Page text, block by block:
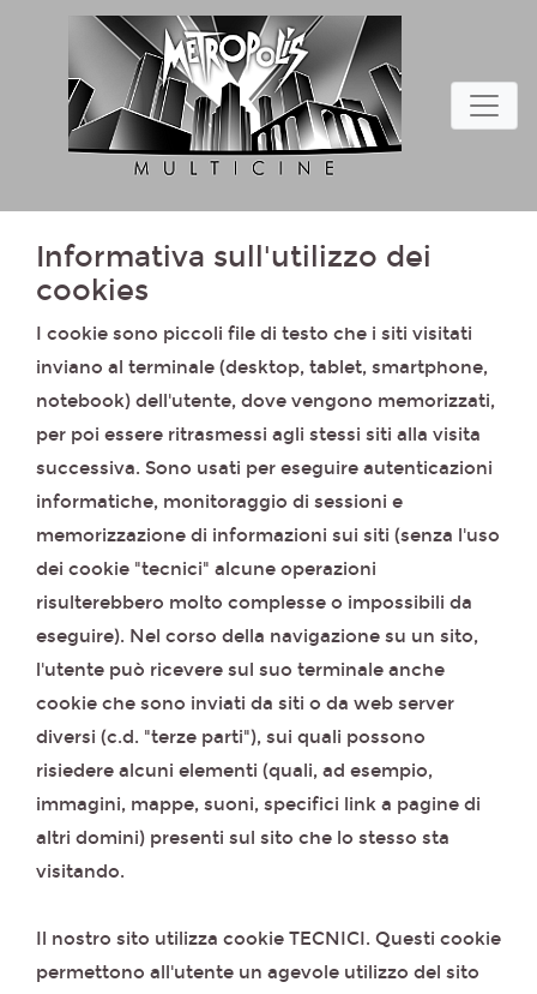
Informativa sull'utilizzo dei
cookies
I cookie sono piccoli file di testo che i siti visitati
inviano al terminale (desktop, tablet, smartphone,
notebook) dell'utente, dove vengono memorizzati,
per poi essere ritrasmessi agli stessi siti alla visita
successiva. Sono usati per eseguire autenticazioni
informatiche, monitoraggio di sessioni e
memorizzazione di informazioni sui siti (senza l'uso
dei cookie "tecnici" alcune operazioni
risulterebbero molto complesse o impossibili da
eseguire). Nel corso della navigazione su un sito,
l'utente può ricevere sul suo terminale anche
cookie che sono inviati da siti o da web server
diversi (c.d. "terze parti"), sui quali possono
risiedere alcuni elementi (quali, ad esempio,
immagini, mappe, suoni, specifici link a pagine di
altri domini) presenti sul sito che lo stesso sta
visitando.
Il nostro sito utilizza cookie TECNICI. Questi cookie
permettono all'utente un agevole utilizzo del sito